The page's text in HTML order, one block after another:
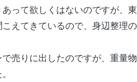
あって欲しくはないのですが、
えてきているので、身辺整理
売りに出したのですが、重量